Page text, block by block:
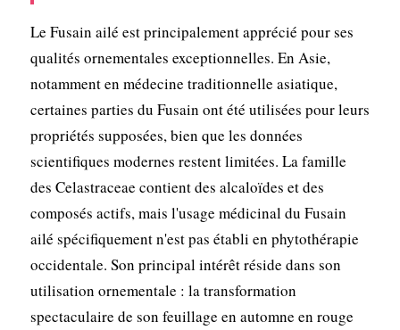
Le Fusain ailé est principalement apprécié pour ses
qualités ornementales exceptionnelles. En Asie,
notamment en médecine traditionnelle asiatique,
certaines parties du Fusain ont été utilisées pour leurs
propriétés supposées, bien que les données
scientifiques modernes restent limitées. La famille
des Celastraceae contient des alcaloïdes et des
composés actifs, mais l'usage médicinal du Fusain
ailé spécifiquement n'est pas établi en phytothérapie
occidentale. Son principal intérêt réside dans son
utilisation ornementale : la transformation
spectaculaire de son feuillage en automne en rouge